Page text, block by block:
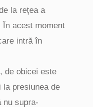
la rețea a
acest moment
intră în
de obicei este
la presiunea de
nu supra-